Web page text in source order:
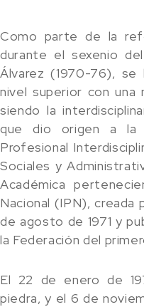
Como parte de la
durante el sexenio
Álvarez (1970-76), se
nivel superior con una
siendo la
que dio origen a la
Profesional
Sociales y
Académica
Nacional (IPN), creada
de agosto de 1971 y
la Federación del
El 22 de enero de
piedra, y el 6 de